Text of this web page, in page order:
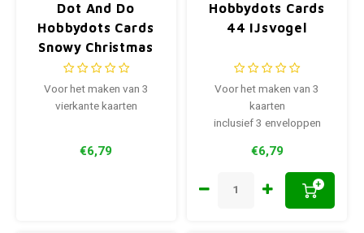
Dot And Do
Hobbydots Cards
Snowy Christmas
02
Voor het maken van 3
vierkante kaarten
€6,79
Hobbydots Cards
44 IJsvogel
Voor het maken van 3
kaarten
inclusief 3 enveloppen
€6,79
+